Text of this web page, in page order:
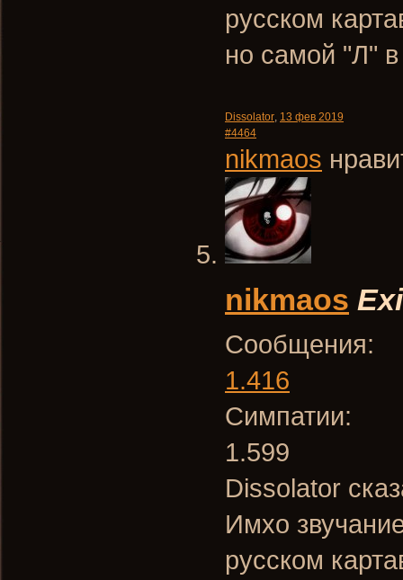
русском
но самой "Л" в
Dissolator, 13 фев 2019
#4464
nikmaos
nikmaos
Сообщения:
1.416
Симпатии:
1.599
Dissolator
Имхо
русском